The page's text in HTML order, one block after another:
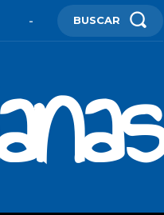
- BUSCAR